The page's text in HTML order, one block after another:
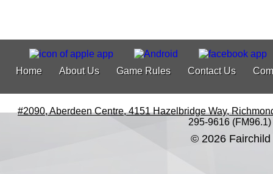
Home About Us Game Rules Contact Us
#2090, Aberdeen Centre, 4151 Hazelbridge Way,
295-9616 (FM96.1)
© 2026 Fairchild